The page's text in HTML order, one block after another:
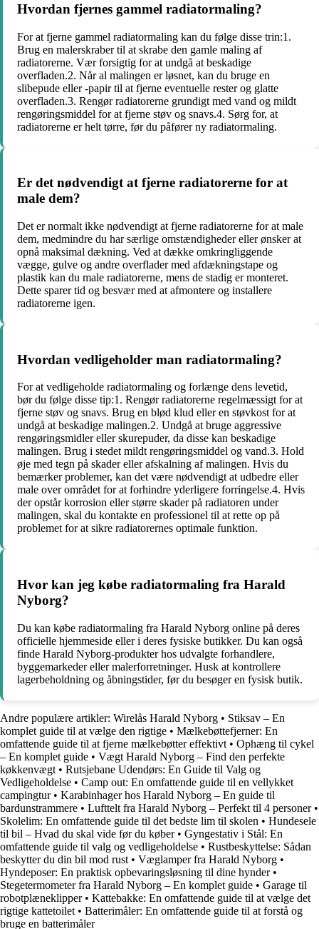
Hvordan fjernes gammel radiatormaling?
For at fjerne gammel radiatormaling kan du følge disse trin:1.
Brug en malerskraber til at skrabe den gamle maling af
radiatorerne. Vær forsigtig for at undgå at beskadige
overfladen.2. Når al malingen er løsnet, kan du bruge en
slibepude eller -papir til at fjerne eventuelle rester og glatte
overfladen.3. Rengør radiatorerne grundigt med vand og mildt
rengøringsmiddel for at fjerne støv og snavs.4. Sørg for, at
radiatorerne er helt tørre, før du påfører ny radiatormaling.
Er det nødvendigt at fjerne radiatorerne for at
male dem?
Det er normalt ikke nødvendigt at fjerne radiatorerne for at male
dem, medmindre du har særlige omstændigheder eller ønsker at
opnå maksimal dækning. Ved at dække omkringliggende
vægge, gulve og andre overflader med afdækningstape og
plastik kan du male radiatorerne, mens de stadig er monteret.
Dette sparer tid og besvær med at afmontere og installere
radiatorerne igen.
Hvordan vedligeholder man radiatormaling?
For at vedligeholde radiatormaling og forlænge dens levetid,
bør du følge disse tip:1. Rengør radiatorerne regelmæssigt for at
fjerne støv og snavs. Brug en blød klud eller en støvkost for at
undgå at beskadige malingen.2. Undgå at bruge aggressive
rengøringsmidler eller skurepuder, da disse kan beskadige
malingen. Brug i stedet mildt rengøringsmiddel og vand.3. Hold
øje med tegn på skader eller afskalning af malingen. Hvis du
bemærker problemer, kan det være nødvendigt at udbedre eller
male over området for at forhindre yderligere forringelse.4. Hvis
der opstår korrosion eller større skader på radiatoren under
malingen, skal du kontakte en professionel til at rette op på
problemet for at sikre radiatorernes optimale funktion.
Hvor kan jeg købe radiatormaling fra Harald
Nyborg?
Du kan købe radiatormaling fra Harald Nyborg online på deres
officielle hjemmeside eller i deres fysiske butikker. Du kan også
finde Harald Nyborg-produkter hos udvalgte forhandlere,
byggemarkeder eller malerforretninger. Husk at kontrollere
lagerbeholdning og åbningstider, før du besøger en fysisk butik.
Andre populære artikler: Wirelås Harald Nyborg • Stiksav – En
komplet guide til at vælge den rigtige • Mælkebøttefjerner: En
omfattende guide til at fjerne mælkebøtter effektivt • Ophæng til cykel
– En komplet guide • Vægt Harald Nyborg – Find den perfekte
køkkenvægt • Rutsjebane Udendørs: En Guide til Valg og
Vedligeholdelse • Camp out: En omfattende guide til en vellykket
campingtur• Karabinhager hos Harald Nyborg – En guide til
bardunstrammere • Lufttelt fra Harald Nyborg – Perfekt til 4 personer•
Skolelim: En omfattende guide til det bedste lim til skolen • Hundesele
til bil – Hvad du skal vide før du køber• Gyngestativ i Stål: En
omfattende guide til valg og vedligeholdelse • Rustbeskyttelse: Sådan
beskytter du din bil mod rust • Væglamper fra Harald Nyborg •
Hyndeposer: En praktisk opbevaringsløsning til dine hynder•
Stegetermometer fra Harald Nyborg – En komplet guide • Garage til
robotplæneklipper• Kattebakke: En omfattende guide til at vælge det
rigtige kattetoilet • Batterimåler: En omfattende guide til at forstå og
bruge en batterimåler